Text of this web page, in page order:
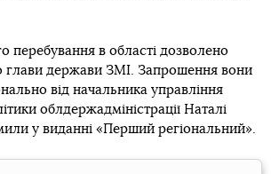
перебування в області дозволено
держави ЗМІ. Запрошення вони
від начальника управління
облдержадміністрації Наталі
у виданні «Перший регіональний».